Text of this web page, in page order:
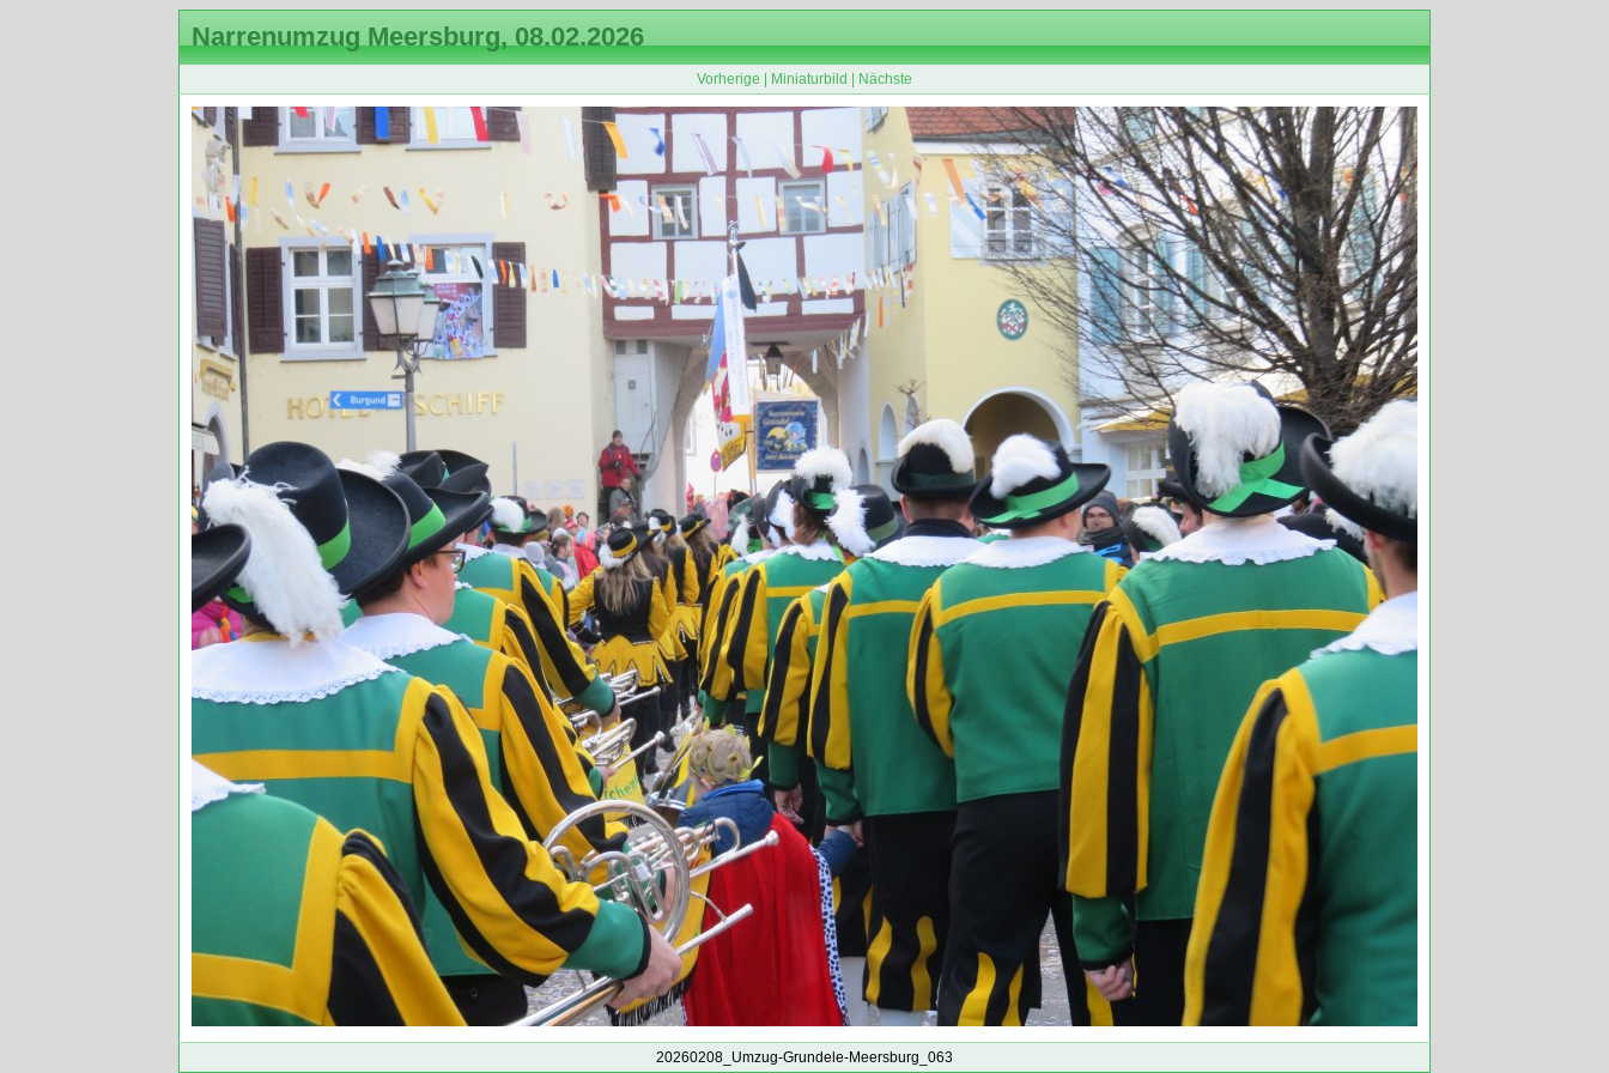
Narrenumzug Meersburg, 08.02.2026
Vorherige Miniaturbild Nächste
20260208_Umzug-Grundele-Meersburg_063